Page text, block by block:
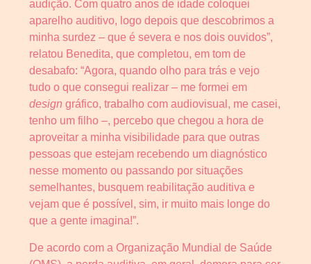
audição. Com quatro anos de idade coloquei
aparelho auditivo, logo depois que descobrimos a
minha surdez – que é severa e nos dois ouvidos”,
relatou Benedita, que completou, em tom de
desabafo: “Agora, quando olho para trás e vejo
tudo o que consegui realizar – me formei em
design gráfico, trabalho com audiovisual, me casei,
tenho um filho –, percebo que chegou a hora de
aproveitar a minha visibilidade para que outras
pessoas que estejam recebendo um diagnóstico
nesse momento ou passando por situações
semelhantes, busquem reabilitação auditiva e
vejam que é possível, sim, ir muito mais longe do
que a gente imagina!”.
De acordo com a Organização Mundial de Saúde